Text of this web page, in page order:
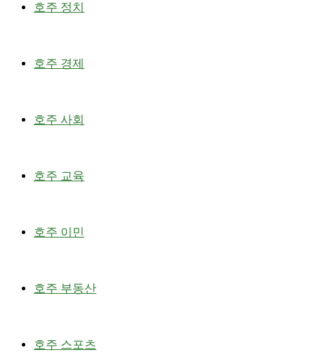
호주 정치
호주 경제
호주 사회
호주 교육
호주 이민
호주 부동산
호주 스포츠